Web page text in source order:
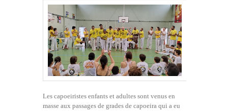
Les capoeiristes enfants et adultes sont venus en
masse aux passages de grades de capoeira qui a eu